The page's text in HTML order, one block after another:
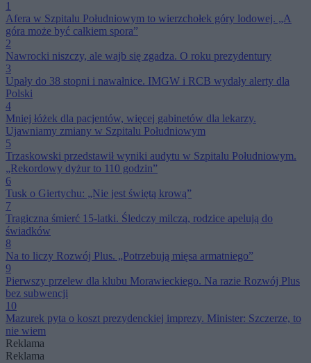
1
Afera w Szpitalu Południowym to wierzchołek góry lodowej. „A
góra może być całkiem spora”
2
Nawrocki niszczy, ale wajb się zgadza. O roku prezydentury
3
Upały do 38 stopni i nawałnice. IMGW i RCB wydały alerty dla
Polski
4
Mniej łóżek dla pacjentów, więcej gabinetów dla lekarzy.
Ujawniamy zmiany w Szpitalu Południowym
5
Trzaskowski przedstawił wyniki audytu w Szpitalu Południowym.
„Rekordowy dyżur to 110 godzin”
6
Tusk o Giertychu: „Nie jest świętą krową”
7
Tragiczna śmierć 15-latki. Śledczy milczą, rodzice apelują do
świadków
8
Na to liczy Rozwój Plus. „Potrzebują mięsa armatniego”
9
Pierwszy przelew dla klubu Morawieckiego. Na razie Rozwój Plus
bez subwencji
10
Mazurek pyta o koszt prezydenckiej imprezy. Minister: Szczerze, to
nie wiem
Reklama
Reklama